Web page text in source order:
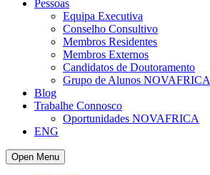
Pessoas
Equipa Executiva
Conselho Consultivo
Membros Residentes
Membros Externos
Candidatos de Doutoramento
Grupo de Alunos NOVAFRICA
Blog
Trabalhe Connosco
Oportunidades NOVAFRICA
ENG
Open Menu